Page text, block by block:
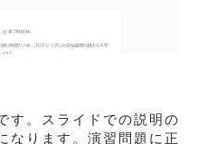
す。スライドでの説明の
なります。演習問題に正